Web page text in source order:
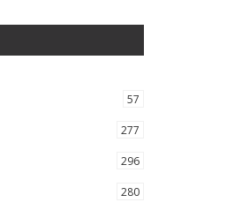
57
277
296
280